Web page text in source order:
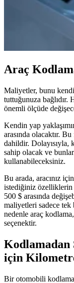
Araç
Maliyetler, bunu
tuttuğunuza bağlıdır.
önemli ölçüde
Kendin yap
arasında olacaktır.
dahildir. Dolayısıyla,
sahip olacak ve
kullanabileceksiniz.
Bu arada, aracınız
istediğiniz özelliklerin
500 $ arasında
maliyetleri sadece
nedenle araç
seçenektir.
Kodlamadan
için
Bir otomobili